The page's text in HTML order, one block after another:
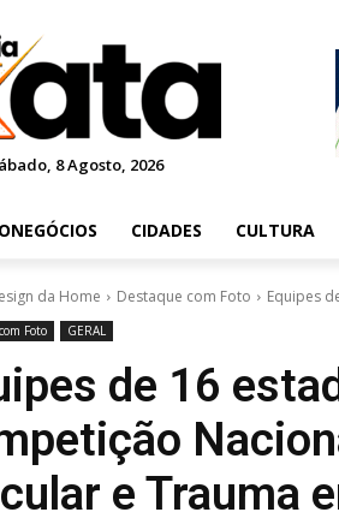
8 Agosto, 2026
CIDADES CULTURA
da Home Destaque com Foto Equipes
Foto GERAL
de 16
e Trauma